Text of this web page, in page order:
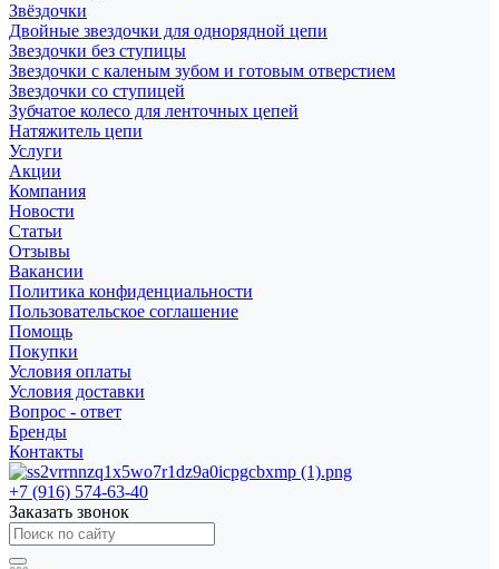
Звёздочки
Двойные звездочки для однорядной цепи
Звездочки без ступицы
Звездочки с каленым зубом и готовым отверстием
Звездочки со ступицей
Зубчатое колесо для ленточных цепей
Натяжитель цепи
Услуги
Акции
Компания
Новости
Статьи
Отзывы
Вакансии
Политика конфиденциальности
Пользовательское соглашение
Помощь
Покупки
Условия оплаты
Условия доставки
Вопрос - ответ
Бренды
Контакты
+7 (916) 574-63-40
Заказать звонок